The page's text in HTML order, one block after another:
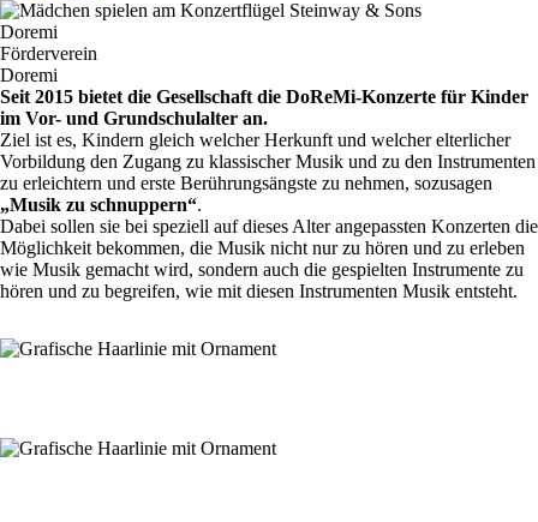
Doremi
Förderverein
Doremi
Seit 2015 bietet die Gesellschaft die DoReMi-Konzerte für Kinder
im Vor- und Grundschulalter an.
Ziel ist es, Kindern gleich welcher Herkunft und welcher elterlicher
Vorbildung den Zugang zu klassischer Musik und zu den Instrumenten
zu erleichtern und erste Berührungsängste zu nehmen, sozusagen
„Musik zu schnuppern“.
Dabei sollen sie bei speziell auf dieses Alter angepassten Konzerten die
Möglichkeit bekommen, die Musik nicht nur zu hören und zu erleben
wie Musik gemacht wird, sondern auch die gespielten Instrumente zu
hören und zu begreifen, wie mit diesen Instrumenten Musik entsteht.